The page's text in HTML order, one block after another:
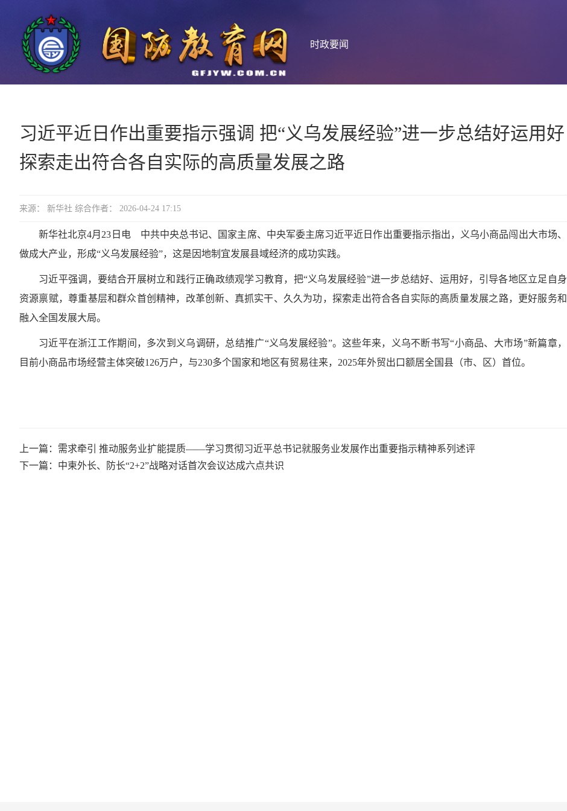
时政要闻
习近平近日作出重要指示强调 把“义乌发展经验”进一步总结好运用好
探索走出符合各自实际的高质量发展之路
来源： 新华社 综合作者： 2026-04-24 17:15
新华社北京4月23日电 中共中央总书记、国家主席、中央军委主席习近平近日作出重要指示指出，义乌小商品闯出大市场、
做成大产业，形成“义乌发展经验”，这是因地制宜发展县域经济的成功实践。
习近平强调，要结合开展树立和践行正确政绩观学习教育，把“义乌发展经验”进一步总结好、运用好，引导各地区立足自身
资源禀赋，尊重基层和群众首创精神，改革创新、真抓实干、久久为功，探索走出符合各自实际的高质量发展之路，更好服务和
融入全国发展大局。
习近平在浙江工作期间，多次到义乌调研，总结推广“义乌发展经验”。这些年来，义乌不断书写“小商品、大市场”新篇章，
目前小商品市场经营主体突破126万户，与230多个国家和地区有贸易往来，2025年外贸出口额居全国县（市、区）首位。
上一篇：需求牵引 推动服务业扩能提质——学习贯彻习近平总书记就服务业发展作出重要指示精神系列述评
下一篇：中柬外长、防长“2+2”战略对话首次会议达成六点共识